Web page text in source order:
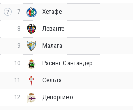
7 Хетафе
8 Леванте
9 Малага
10 Расинг Сантандер
11 Сельта
12 Депортиво